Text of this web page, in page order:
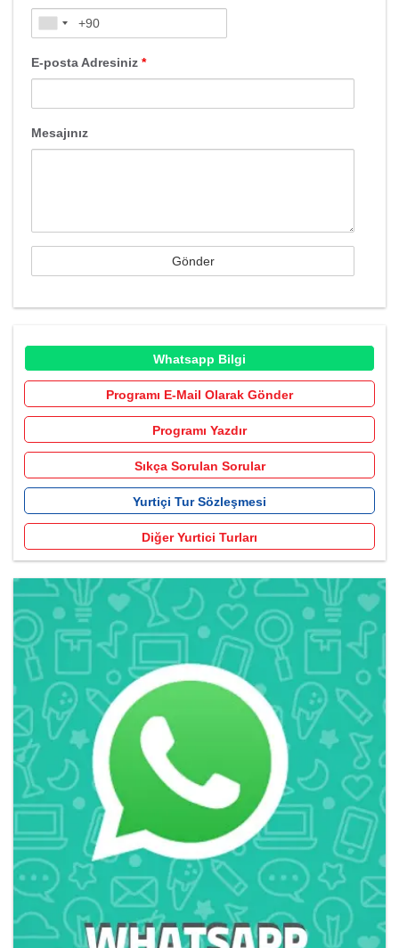
E-posta Adresiniz *
Mesajınız
Whatsapp Bilgi
Programı E-Mail Olarak Gönder
Programı Yazdır
Sıkça Sorulan Sorular
Yurtiçi Tur Sözleşmesi
Diğer Yurtici Turları